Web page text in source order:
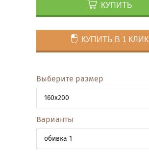
КУПИТЬ
КУПИТЬ В 1 КЛИК
Выберите размер
160x200
Варианты
обивка 1